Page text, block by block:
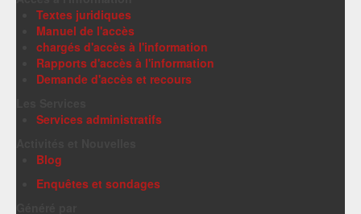
Textes juridiques
Manuel de l'accès
chargés d'accès à l'information
Rapports d'accès à l'information
Demande d'accès et recours
Services administratifs
Blog
Enquêtes et sondages